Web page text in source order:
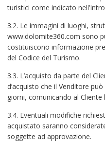
turistici come indicato
3.2. Le immagini di luoghi,
www.dolomite360.com sono
costituiscono informazione
del Codice del Turismo.
3.3. L’acquisto da parte del
d’acquisto che il Venditore
giorni, comunicando al Cliente
3.4. Eventuali modifiche
acquistato saranno
soggette ad approvazione.